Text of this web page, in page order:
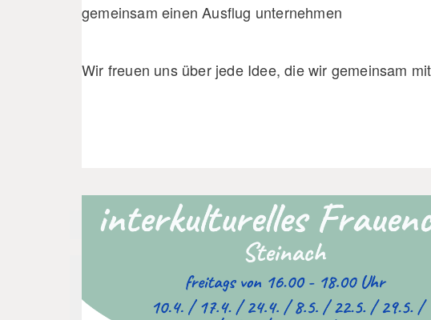
gemeinsam einen Ausflug unternehmen
Wir freuen uns über jede Idee, die wir gemeinsam